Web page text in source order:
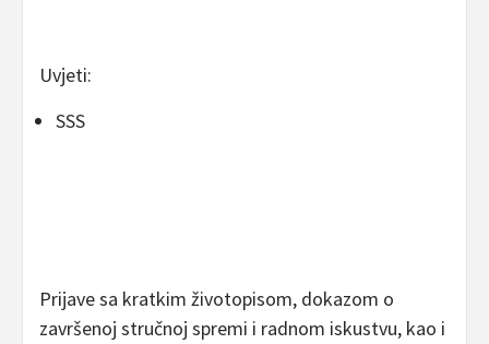
Uvjeti:
SSS
Prijave sa kratkim životopisom, dokazom o
završenoj stručnoj spremi i radnom iskustvu, kao i